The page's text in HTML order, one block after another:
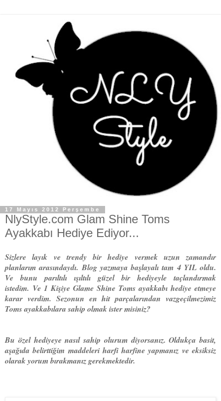
17 Mayıs 2012 Perşembe
NlyStyle.com Glam Shine Toms
Ayakkabı Hediye Ediyor...
Sizlere layık ve trendy bir hediye vermek uzun zamandır
planlarım arasındaydı. Blog yazmaya başlayalı tam 4 YIL oldu.
Ve bunu parıltılı ışıltılı güzel bir hediyeyle taçlandırmak
istedim. Ve 1 Kişiye Glame Shine Toms ayakkabı hediye etmeye
karar verdim. Sezonun en hit parçalarından vazgeçilmezimiz
Toms ayakkabılara sahip olmak ister misiniz?
Bu özel hediyeye nasıl sahip olurum diyorsanız. Oldukça basit,
aşağıda belirttiğim maddeleri harfi harfine yapmanız ve eksiksiz
olarak yorum bırakmanız gerekmektedir.